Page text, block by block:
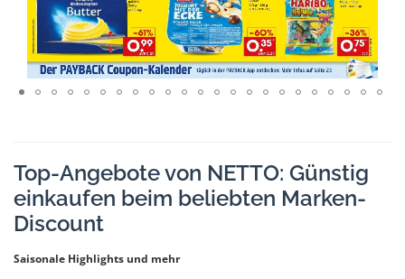
Top-Angebote von NETTO: Günstig
einkaufen beim beliebten Marken-
Discount
Saisonale Highlights und mehr